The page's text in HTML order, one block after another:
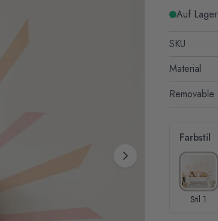
Auf Lager
SKU
Material
Removable
Farbstil
Stil 1